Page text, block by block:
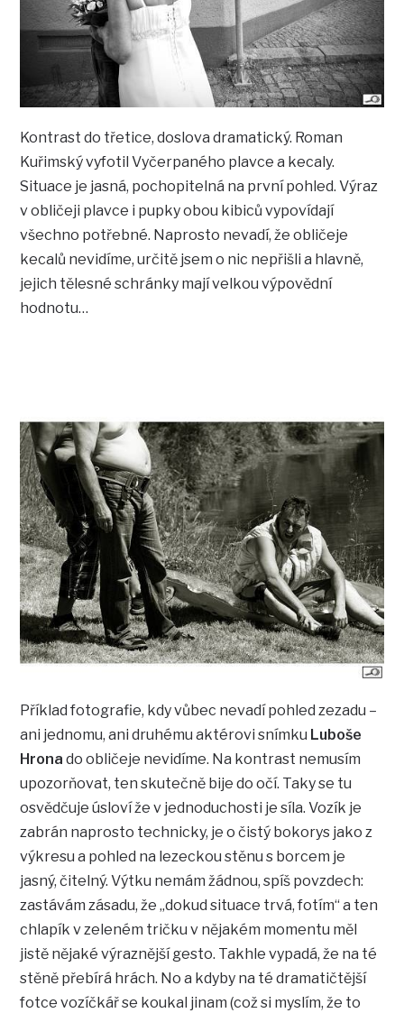
Kontrast do třetice, doslova dramatický. Roman
Kuřimský vyfotil Vyčerpaného plavce a kecaly.
Situace je jasná, pochopitelná na první pohled. Výraz
v obličeji plavce i pupky obou kibiců vypovídají
všechno potřebné. Naprosto nevadí, že obličeje
kecalů nevidíme, určitě jsem o nic nepřišli a hlavně,
jejich tělesné schránky mají velkou výpovědní
hodnotu…
Příklad fotografie, kdy vůbec nevadí pohled zezadu –
ani jednomu, ani druhému aktérovi snímku Luboše
Hronado obličeje nevidíme. Na kontrast nemusím
upozorňovat, ten skutečně bije do očí. Taky se tu
osvědčuje úsloví že v jednoduchosti je síla. Vozík je
zabrán naprosto technicky, je o čistý bokorys jako z
výkresu a pohled na lezeckou stěnu s borcem je
jasný, čitelný. Výtku nemám žádnou, spíš povzdech:
zastávám zásadu, že „dokud situace trvá, fotím“ a ten
chlapík v zeleném tričku v nějakém momentu měl
jistě nějaké výraznější gesto. Takhle vypadá, že na té
stěně přebírá hrách. No a kdyby na té dramatičtější
fotce vozíčkář se koukal jinam (což si myslím, že to